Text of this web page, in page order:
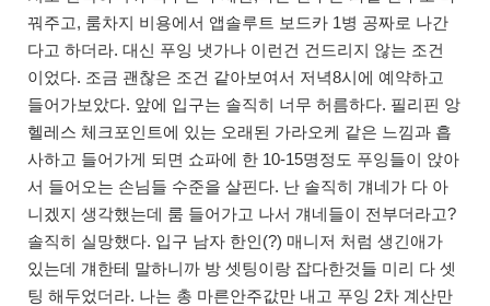
꿔주고, 룸차지 비용에서 앱솔루트 보드카 1병 공짜로 나간
다고 하더라. 대신 푸잉 냇가나 이런건 건드리지 않는 조건
이었다. 조금 괜찮은 조건 같아보여서 저녁8시에 예약하고
들어가보았다. 앞에 입구는 솔직히 너무 허름하다. 필리핀 앙
헬레스 체크포인트에 있는 오래된 가라오케 같은 느낌과 흡
사하고 들어가게 되면 쇼파에 한 10-15명정도 푸잉들이 앉아
서 들어오는 손님들 수준을 살핀다. 난 솔직히 걔네가 다 아
니겠지 생각했는데 룸 들어가고 나서 걔네들이 전부더라고?
솔직히 실망했다. 입구 남자 한인(?) 매니저 처럼 생긴애가
있는데 걔한테 말하니까 방 셋팅이랑 잡다한것들 미리 다 셋
팅 해두었더라. 나는 총 마른안주값만 내고 푸잉 2차 계산만